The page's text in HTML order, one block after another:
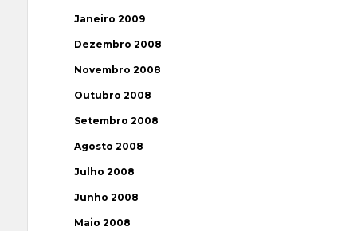
Janeiro 2009
Dezembro 2008
Novembro 2008
Outubro 2008
Setembro 2008
Agosto 2008
Julho 2008
Junho 2008
Maio 2008